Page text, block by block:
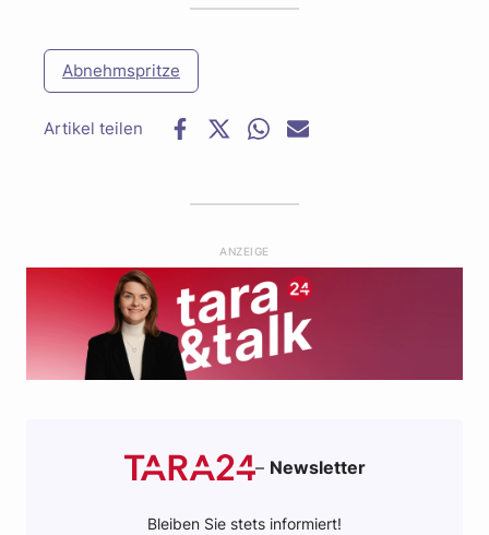
Abnehmspritze
o
T
w
r
W
p
p
ANZEIGE
– Newsletter
Bleiben Sie stets informiert!